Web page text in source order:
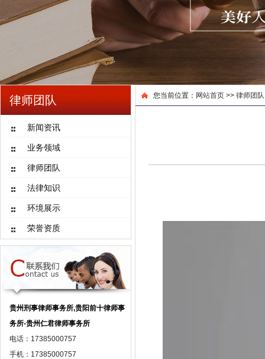
律师团队
新闻资讯
业务领域
律师团队
法律知识
环境展示
荣誉资质
贵州刑事律师事务所,贵阳前十律师事
务所-贵州仁君律师事务所
电话：17385000757
手机：17385000757
您当前位置： 网站首页 >> 律师团队